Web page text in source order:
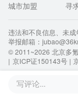
写评论...
城市加盟
寻
违法和不良信息、未
举报邮箱：
© 2011~2026 北京多
| 京ICP证150143号 |